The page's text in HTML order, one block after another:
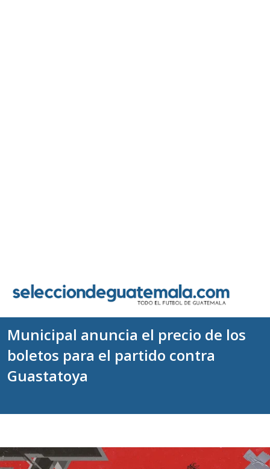
Municipal anuncia el precio de los
boletos para el partido contra
Guastatoya